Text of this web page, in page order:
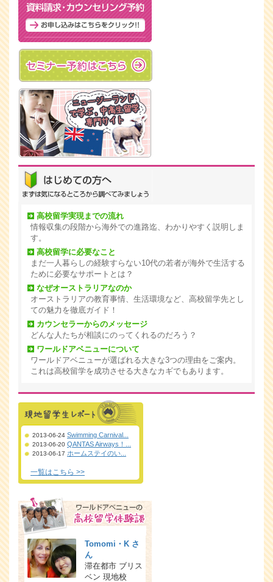
高校留学実現までの流れ
情報収集の段階から海外での進路迄、わかりやすく説明しま
す。
高校留学に必要なこと
まだ一人暮らしの経験すらない10代の若者が海外で生活する
ために必要なサポートとは？
なぜオーストラリアなのか
オーストラリアの教育事情、生活環境など、高校留学先とし
ての魅力を徹底ガイド！
カウンセラーからのメッセージ
どんな人たちが相談にのってくれるのだろう？
ワールドアベニューについて
ワールドアベニューが選ばれる大きな3つの理由をご案内。
これは高校留学を成功させる大きなカギでもあります。
2013-06-24 Swimming Carnival...
2013-06-20 QANTAS Airways！...
2013-06-17 ホームステイのい...
一覧はこちら >>
Tomomi・K さ
ん
滞在都市 ブリス
ベン 現地校